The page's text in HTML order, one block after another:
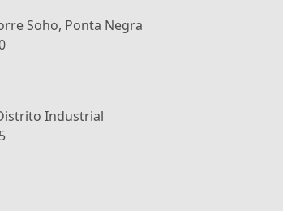
Soho, Ponta Negra
Industrial